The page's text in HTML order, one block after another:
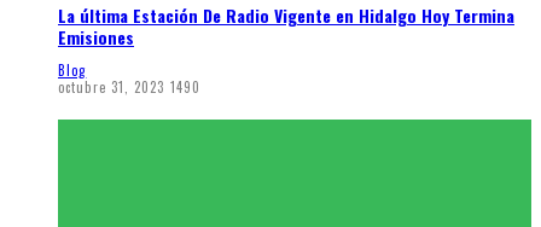
La última Estación De Radio Vigente en Hidalgo Hoy Termina
Emisiones
Blog
octubre 31, 2023 1490